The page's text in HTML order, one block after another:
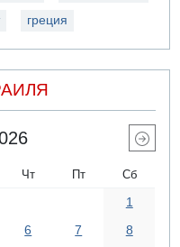
греция
Чт Пт Сб
1
6 7
8